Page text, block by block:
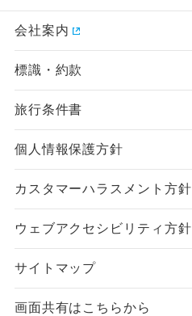
会社案内
標識・約款
旅行条件書
個人情報保護方針
カスタマーハラスメント方針
ウェブアクセシビリティ方針
サイトマップ
画面共有はこちらから